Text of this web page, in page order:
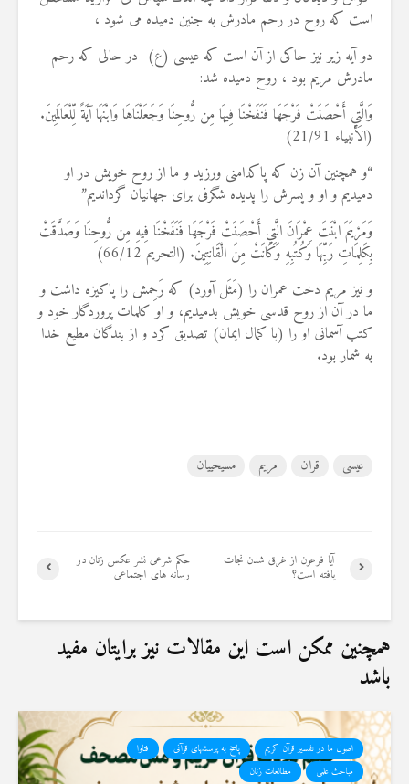
است که روح در رحم مادرش به جنین دمیده می شود ،
دو آیه زیر نیز حاکی از آن است که عیسی (ع) در حالی که رحم
مادرش مریم بود ، روح دمیده شد:
وَالَّتِي أَحْصَنَتْ فَرْجَهَا فَنَفَخْنَا فِيهَا مِن رُّوحِنَا وَجَعَلْنَاهَا وَابْنَهَا آيَةً لِّلْعَالَمِينَ.
(الأنبياء 21/91)
“و همچنين آن زن كه پاكدامنى ورزيد و ما از روح خويش در او
دميديم و او و پسرش را پديده شگرفى براى جهانيان گردانديم‏”
وَمَرْيَمَ ابْنَتَ عِمْرَانَ الَّتِي أَحْصَنَتْ فَرْجَهَا فَنَفَخْنَا فِيهِ مِن رُّوحِنَا وَصَدَّقَتْ
بِكَلِمَاتِ رَبِّهَا وَكُتُبِهِ وَكَانَتْ مِنَ الْقَانِتِينَ. (التحريم 66/12)
و نیز مریم دخت عمران را (مَثَل آورد) که رَحِمش را پاکیزه داشت و
ما در آن از روح قدسی خویش بدمیدیم، و او کلمات پروردگار خود و
کتب آسمانی او را (با کمال ایمان) تصدیق کرد و از بندگان مطیع خدا
به شمار بود.
عیسی قران مریم مسیحییان
حکم شرعی نشر عکس زنان در
رسانه های اجتماعی
آیا فرعون از غرق شدن نجات
یافته است؟
همچنین ممکن است این مقالات نیز برایتان مفید
باشد
اصول ما در تفسیر قرآن کریم پاسخ به پرسشهای قرآنی
فتاوا
مباحث علمی
مطالعات زنان